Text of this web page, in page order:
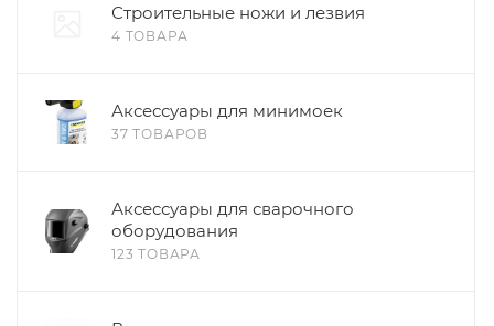
Строительные ножи и лезвия
4 ТОВАРА
Аксессуары для минимоек
37 ТОВАРОВ
Аксессуары для сварочного
оборудования
123 ТОВАРА